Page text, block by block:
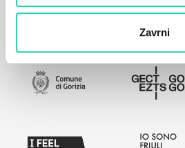
Zavrni